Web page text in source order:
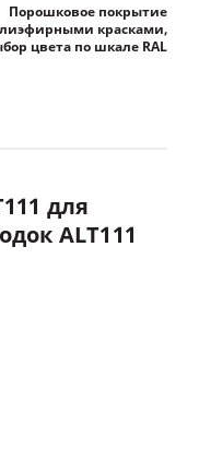
Порошковое покрытие
красками,
цвета по шкале RAL
для
ALT111